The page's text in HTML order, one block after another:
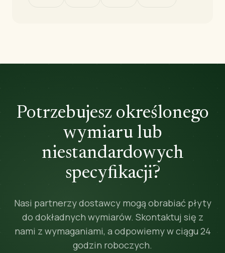
Potrzebujesz określonego
wymiaru lub
niestandardowych
specyfikacji?
Nasi partnerzy dostawcy mogą obrabiać płyty
do dokładnych wymiarów. Skontaktuj się z
nami z wymaganiami, a odpowiemy w ciągu 24
godzin roboczych.